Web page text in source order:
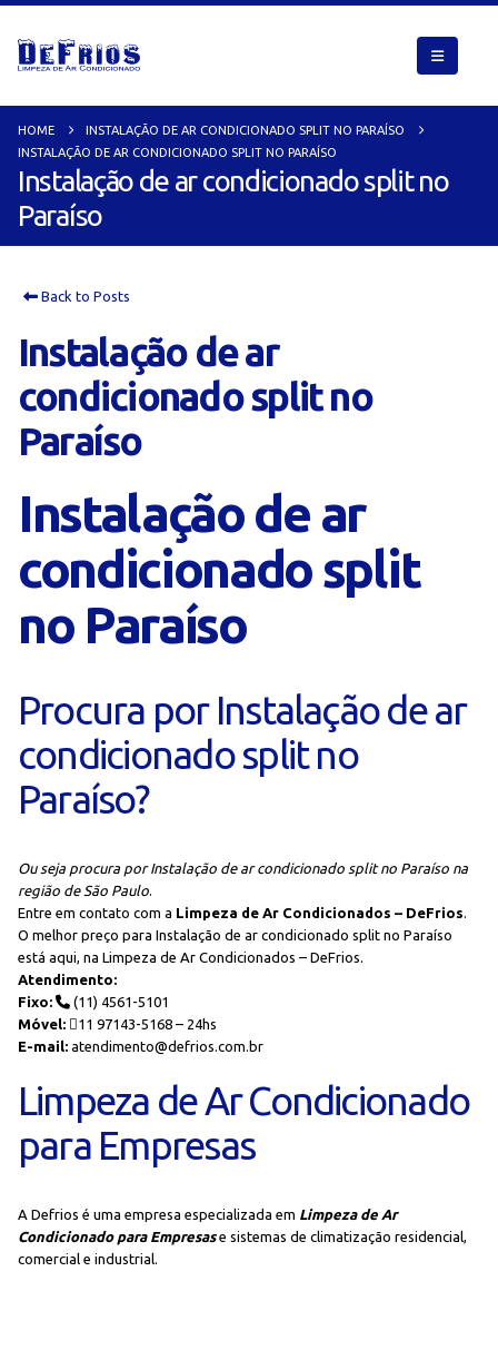
HOME
INSTALAÇÃO DE AR CONDICIONADO SPLIT NO PARAÍSO
INSTALAÇÃO DE AR CONDICIONADO SPLIT NO PARAÍSO
Instalação de ar condicionado split no
Paraíso
Back to Posts
Instalação de ar
condicionado split no
Paraíso
Instalação de ar
condicionado split
no Paraíso
Procura por Instalação de ar
condicionado split no
Paraíso?
Ou seja procura por Instalação de ar condicionado split no Paraíso na
região de São Paulo.
Entre em contato com a Limpeza de Ar Condicionados – DeFrios.
O melhor preço para Instalação de ar condicionado split no Paraíso
está aqui, na Limpeza de Ar Condicionados – DeFrios.
Atendimento:
Fixo:
(11) 4561-5101
Móvel:
11 97143-5168 – 24hs
E-mail: atendimento@defrios.com.br
Limpeza de Ar Condicionado
para Empresas
A Defrios é uma empresa especializada em Limpeza de Ar
Condicionado para Empresase sistemas de climatização residencial,
comercial e industrial.